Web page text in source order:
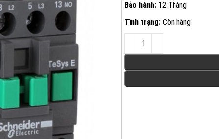
Bảo hành: 12 Tháng
Tình trạng: Còn hàng